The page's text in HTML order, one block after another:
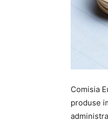
Comisia
produse